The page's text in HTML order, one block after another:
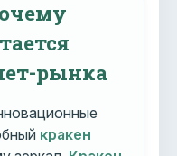
рынка
кракен